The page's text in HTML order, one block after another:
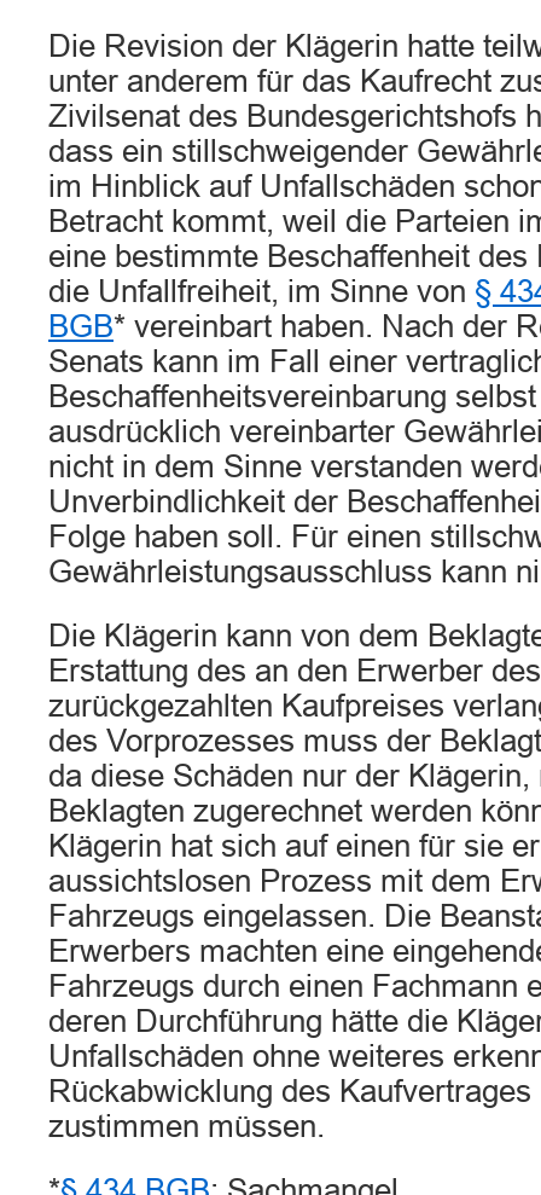
Die Revision der Klägerin hatte
unter anderem für das Kaufrecht
Zivilsenat des Bundesgerichtshofs
dass ein stillschweigender
im Hinblick auf Unfallschäden
Betracht kommt, weil die Parteien
eine bestimmte Beschaffenheit
die Unfallfreiheit, im Sinne von §
BGB* vereinbart haben. Nach der
Senats kann im Fall einer
Beschaffenheitsvereinbarung
ausdrücklich vereinbarter
nicht in dem Sinne verstanden
Unverbindlichkeit der
Folge haben soll. Für einen
Gewährleistungsausschluss kann
Die Klägerin kann von dem
Erstattung des an den Erwerber
zurückgezahlten Kaufpreises
des Vorprozesses muss der
da diese Schäden nur der
Beklagten zugerechnet werden
Klägerin hat sich auf einen für sie
aussichtslosen Prozess mit dem
Fahrzeugs eingelassen. Die
Erwerbers machten eine
Fahrzeugs durch einen Fachmann
deren Durchführung hätte die
Unfallschäden ohne weiteres
Rückabwicklung des
zustimmen müssen.